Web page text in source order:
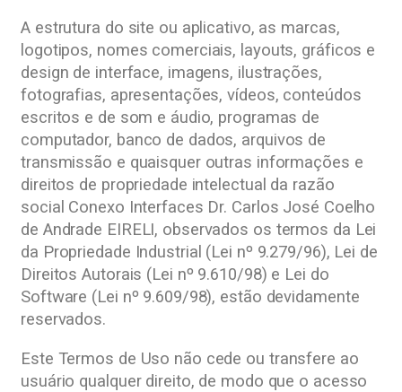
A estrutura do site ou aplicativo, as marcas,
logotipos, nomes comerciais, layouts, gráficos e
design de interface, imagens, ilustrações,
fotografias, apresentações, vídeos, conteúdos
escritos e de som e áudio, programas de
computador, banco de dados, arquivos de
transmissão e quaisquer outras informações e
direitos de propriedade intelectual da razão
social Conexo Interfaces Dr. Carlos José Coelho
de Andrade EIRELI, observados os termos da Lei
da Propriedade Industrial (Lei nº 9.279/96), Lei de
Direitos Autorais (Lei nº 9.610/98) e Lei do
Software (Lei nº 9.609/98), estão devidamente
reservados.
Este Termos de Uso não cede ou transfere ao
usuário qualquer direito, de modo que o acesso